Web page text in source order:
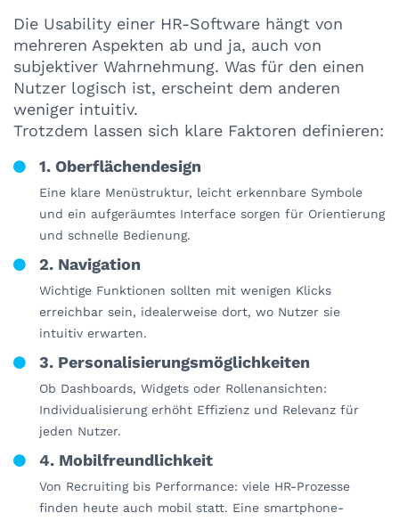
Die Usability einer HR-Software hängt von
mehreren Aspekten ab und ja, auch von
subjektiver Wahrnehmung. Was für den einen
Nutzer logisch ist, erscheint dem anderen
weniger intuitiv.
Trotzdem lassen sich klare Faktoren definieren:
1. Oberflächendesign
Eine klare Menüstruktur, leicht erkennbare Symbole
und ein aufgeräumtes Interface sorgen für Orientierung
und schnelle Bedienung.
2. Navigation
Wichtige Funktionen sollten mit wenigen Klicks
erreichbar sein, idealerweise dort, wo Nutzer sie
intuitiv erwarten.
3. Personalisierungsmöglichkeiten
Ob Dashboards, Widgets oder Rollenansichten:
Individualisierung erhöht Effizienz und Relevanz für
jeden Nutzer.
4. Mobilfreundlichkeit
Von Recruiting bis Performance: viele HR-Prozesse
finden heute auch mobil statt. Eine smartphone-